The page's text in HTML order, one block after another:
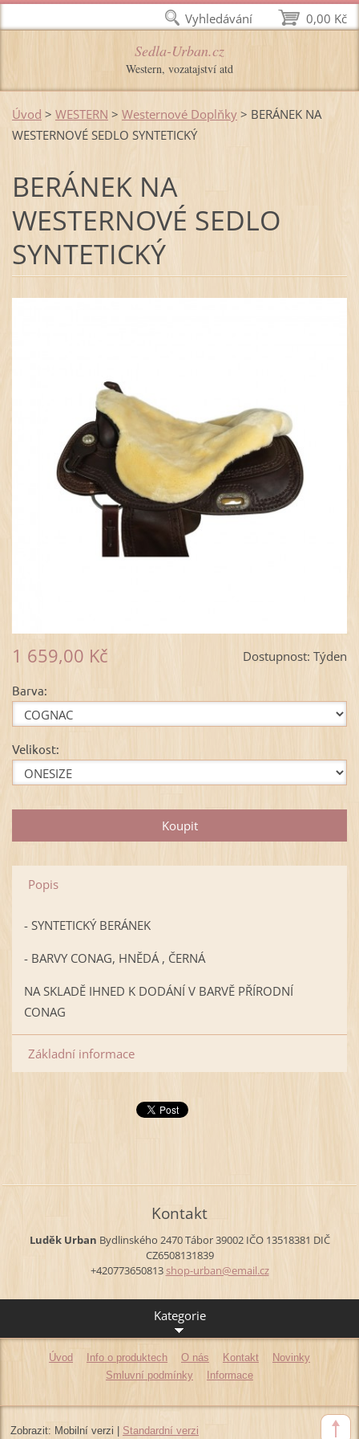
Sedla-Urban.cz
Western, vozatajství atd
Úvod > WESTERN > Westernové Doplňky > BERÁNEK NA
WESTERNOVÉ SEDLO SYNTETICKÝ
BERÁNEK NA
WESTERNOVÉ SEDLO
SYNTETICKÝ
Dostupnost: Týden
1 659,00 Kč
Barva:
Velikost:
Popis
- SYNTETICKÝ BERÁNEK
- BARVY CONAG, HNĚDÁ , ČERNÁ
NA SKLADĚ IHNED K DODÁNÍ V BARVĚ PŘÍRODNÍ
CONAG
Základní informace
Kontakt
Luděk Urban Bydlinského 2470Tábor39002IČO 13518381 DIČ
CZ6508131839
+420773650813shop-urban@email.cz
Kategorie
Úvod Info o produktech O nás Kontakt
Novinky
Smluvní podmínky
Informace
Zobrazit: Mobilní verzi | Standardní verzi
0,00 Kč
Vyhledávání